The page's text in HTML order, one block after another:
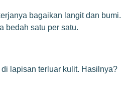
bagaikan langit dan bumi.
bedah satu per satu.
lapisan terluar kulit. Hasilnya?